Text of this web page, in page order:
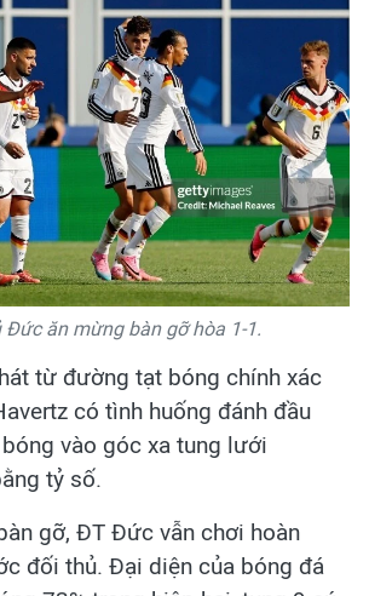
Đức ăn mừng bàn gỡ hòa 1-1.
từ đường tạt bóng chính xác
có tình huống đánh đầu
vào góc xa tung lưới
tỷ số.
gỡ, ĐT Đức vẫn chơi hoàn
đối thủ. Đại diện của bóng đá